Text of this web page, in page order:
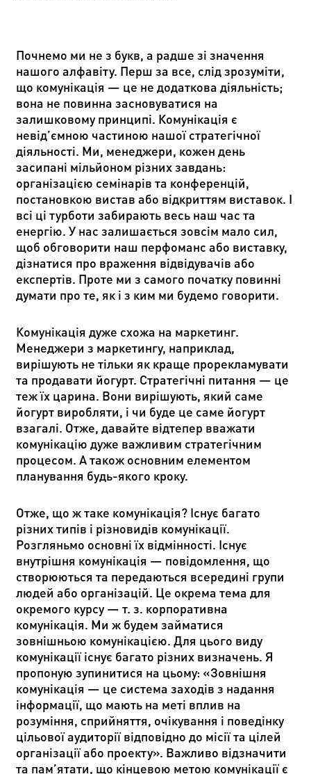
Почнемо ми не з букв, а радше зі значення
нашого алфавіту. Перш за все, слід зрозуміти,
що комунікація — це не додаткова діяльність;
вона не повинна засновуватися на
залишковому принципі. Комунікація є
невід’ємною частиною нашої стратегічної
діяльності. Ми, менеджери, кожен день
засипані мільйоном різних завдань:
організацією семінарів та конференцій,
постановкою вистав або відкриттям виставок. І
всі ці турботи забирають весь наш час та
енергію. У нас залишається зовсім мало сил,
щоб обговорити наш перфоманс або виставку,
дізнатися про враження відвідувачів або
експертів. Проте ми з самого початку повинні
думати про те, як і з ким ми будемо говорити.
Комунікація дуже схожа на маркетинг.
Менеджери з маркетингу, наприклад,
вирішують не тільки як краще прорекламувати
та продавати йогурт. Стратегічні питання — це
теж їх царина. Вони вирішують, який саме
йогурт виробляти, і чи буде це саме йогурт
взагалі. Отже, давайте відтепер вважати
комунікацію дуже важливим стратегічним
процесом. А також основним елементом
планування будь-якого кроку.
Отже, що ж таке комунікація? Існує багато
різних типів і різновидів комунікації.
Розгляньмо основні їх відмінності. Існує
внутрішня комунікація — повідомлення, що
створюються та передаються всередині групи
людей або організацій. Це окрема тема для
окремого курсу—т. з. корпоративна
комунікація. Ми ж будем займатися
зовнішньою комунікацією. Для цього виду
комунікації існує багато різних визначень. Я
пропоную зупинитися на цьому: «Зовнішня
комунікація — це система заходів з надання
інформації, що мають на меті вплив на
розуміння, сприйняття, очікування і поведінку
цільової аудиторії відповідно до місії та цілей
організації або проекту». Важливо відзначити
та пам’ятати, що кінцевою метою комунікації є